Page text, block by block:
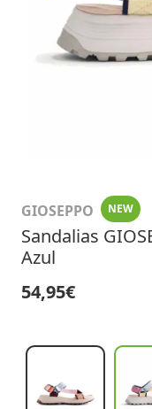
GIOSEPPO NEW
Sandalias
Azul
54,95€